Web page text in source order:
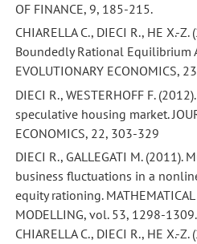
OF FINANCE, 9, 185-215.
CHIARELLA C., DIECI R., HE X.-
Boundedly Rational Equilibrium
EVOLUTIONARY ECONOMICS,
DIECI R., WESTERHOFF F.
speculative housing market.
ECONOMICS, 22, 303-329
DIECI R., GALLEGATI M. (2011).
business fluctuations in a
equity rationing. MATHEMATICAL
MODELLING, vol. 53, 1298-1309.
CHIARELLA C., DIECI R., HE X.-